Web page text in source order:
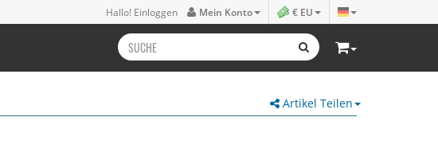
Hallo! Einloggen Mein Konto € EU
Artikel Teilen